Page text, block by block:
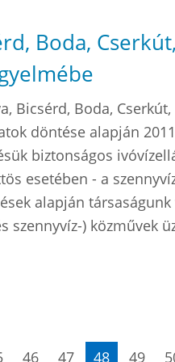
Boda,
Bicsérd, Boda,
döntése alapján
biztonságos
esetében - a
alapján
szennyvíz-) közművek
46 47 48 49